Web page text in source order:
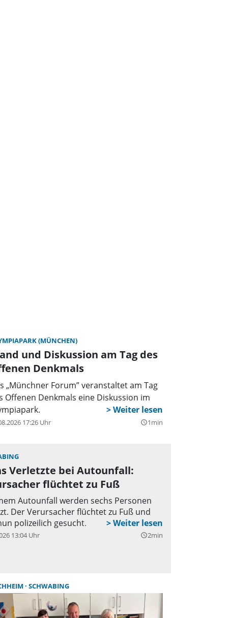
(MÜNCHEN)
und Diskussion am Tag des
Denkmals
„Münchner Forum” veranstaltet am Tag
Offenen Denkmals eine Diskussion im
17:26 Uhr query_builder1min
Verletzte bei Autounfall:
flüchtet zu Fuß
Autounfall werden sechs Personen
Der Verursacher flüchtet zu Fuß und
polizeilich gesucht.
13:04 Uhr query_builder2min
SCHWABING